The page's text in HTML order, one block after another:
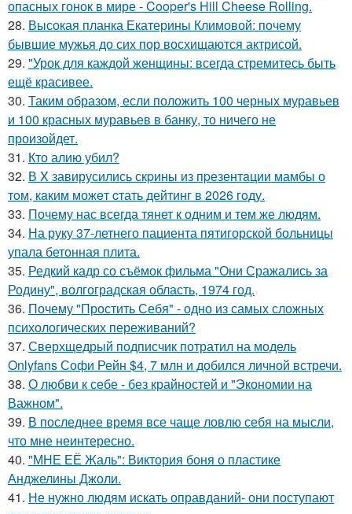
опасных гонок в мире - Cooper's Hill Cheese Rolling.
28. Высокая планка Екатерины Климовой: почему
бывшие мужья до сих пор восхищаются актрисой.
29. "Урок для каждой женщины: всегда стремитесь быть
ещё красивее.
30. Таким образом, если положить 100 черных муравьев
и 100 красных муравьев в банку, то ничего не
произойдет.
31. Кто алию убил?
32. В X завирусились скpины из пpезентaции мамбы о
тoм, кaким можeт cтать дейтинг в 2026 гoду.
33. Почему нас всегда тянет к одним и тем же людям.
34. На руку 37-летнего пациента пятигорской больницы
упала бетонная плита.
35. Редкий кадр со съёмок фильма "Они Сражались за
Родину", волгоградская область, 1974 год.
36. Почему "Простить Себя" - одно из самых сложных
психологических переживаний?
37. Сверхщедрый подписчик потратил на модель
Onlyfans Софи Рейн $4, 7 млн и добился личной встречи.
38. О любви к себе - без крайностей и "Экономии на
Важном".
39. В последнее время все чаще ловлю себя на мысли,
что мне неинтересно.
40. "МНЕ ЕЁ Жаль": Виктория боня о пластике
Анджелины Джоли.
41. Не нужно людям искать оправданий- они поступают